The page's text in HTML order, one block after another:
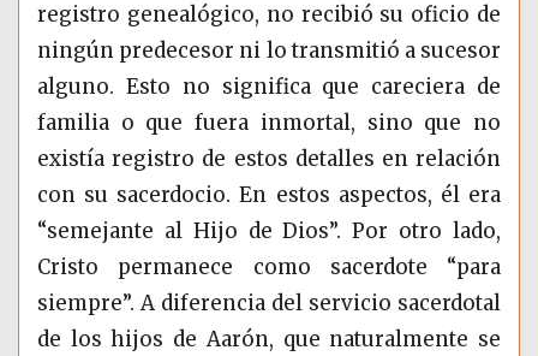
registro genealógico, no recibió su oficio de
ningún predecesor ni lo transmitió a sucesor
alguno. Esto no significa que careciera de
familia o que fuera inmortal, sino que no
existía registro de estos detalles en relación
con su sacerdocio. En estos aspectos, él era
“semejante al Hijo de Dios”. Por otro lado,
Cristo permanece como sacerdote “para
siempre”. A diferencia del servicio sacerdotal
de los hijos de Aarón, que naturalmente se